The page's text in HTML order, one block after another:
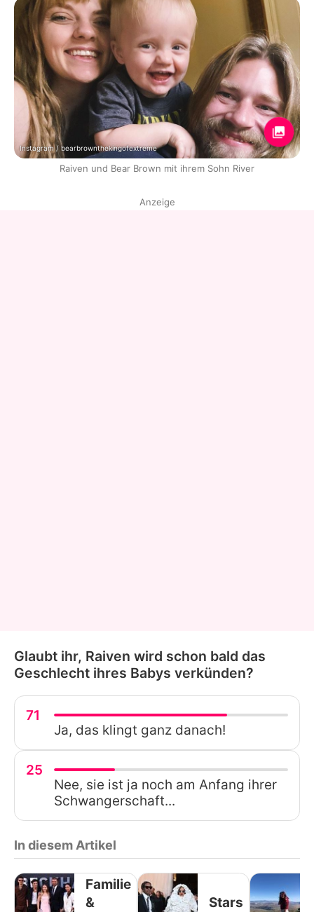
Instagram / bearbrownthekingofextreme
Raiven und Bear Brown mit ihrem Sohn River
Anzeige
Glaubt ihr, Raiven wird schon bald das
Geschlecht ihres Babys verkünden?
71
Ja, das klingt ganz danach!
25
Nee, sie ist ja noch am Anfang ihrer
Schwangerschaft...
In diesem Artikel
Familie
&
Stars